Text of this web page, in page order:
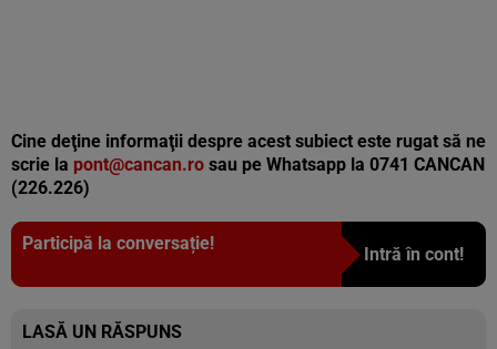
Cine deţine informaţii despre acest subiect este rugat să ne
scrie la pont@cancan.ro sau pe Whatsapp la 0741 CANCAN
(226.226)
Participă la conversație!
Intră în cont!
LASĂ UN RĂSPUNS